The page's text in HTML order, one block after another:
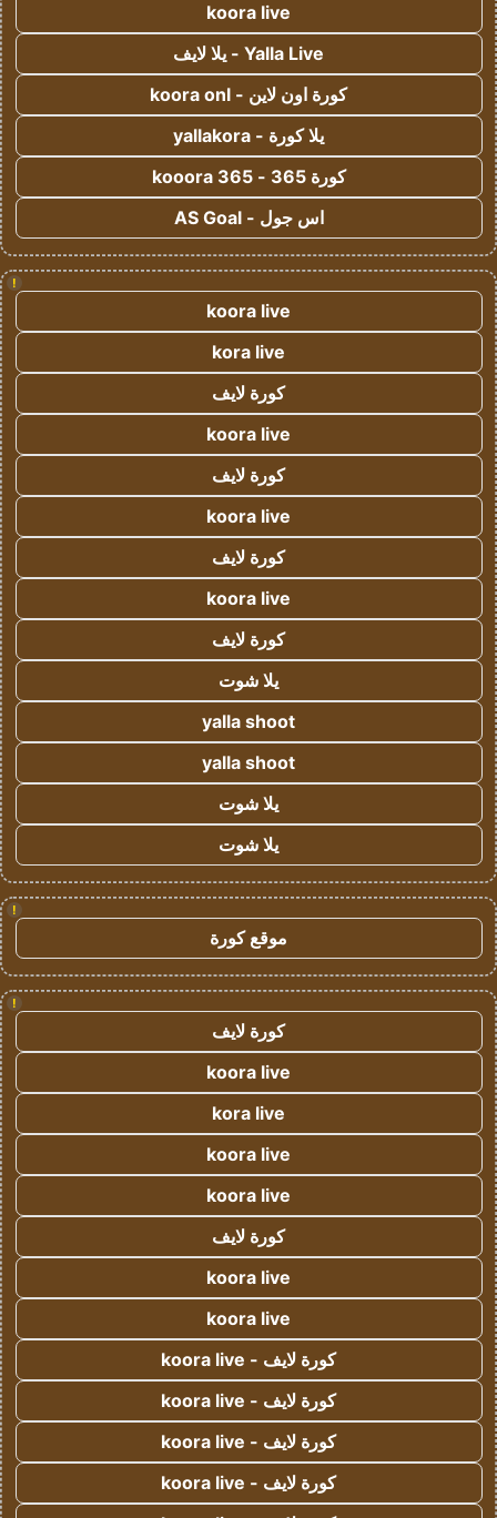
koora live
Yalla Live - يلا لايف
كورة اون لاين - koora onl
يلا كورة - yallakora
كورة 365 - kooora 365
اس جول - AS Goal
!
koora live
kora live
كورة لايف
koora live
كورة لايف
koora live
كورة لايف
koora live
كورة لايف
يلا شوت
yalla shoot
yalla shoot
يلا شوت
يلا شوت
!
موقع كورة
!
كورة لايف
koora live
kora live
koora live
koora live
كورة لايف
koora live
koora live
كورة لايف - koora live
كورة لايف - koora live
كورة لايف - koora live
كورة لايف - koora live